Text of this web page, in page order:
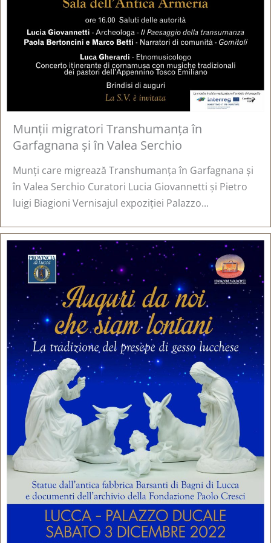
Munții migratori Transhumanța în
Garfagnana și în Valea Serchio
Munți care migrează Transhumanța în Garfagnana și
în Valea Serchio Curatori Lucia Giovannetti și Pietro
luigi Biagioni Vernisajul expoziției Palazzo...